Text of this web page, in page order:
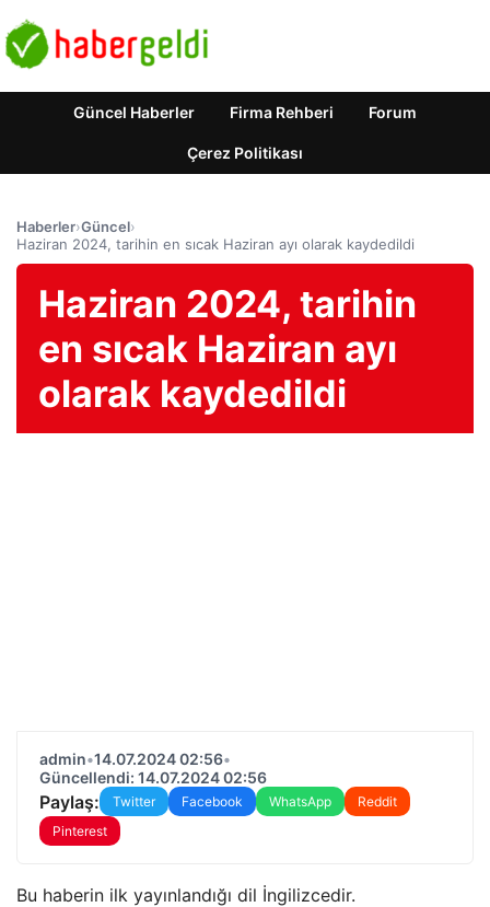
Güncel Haberler Firma Rehberi Forum
Çerez Politikası
Haberler›Güncel›
Haziran 2024, tarihin en sıcak Haziran ayı olarak kaydedildi
Haziran 2024, tarihin
en sıcak Haziran ayı
olarak kaydedildi
admin•14.07.2024 02:56•
Güncellendi: 14.07.2024 02:56
Paylaş: Twitter Facebook WhatsApp
Reddit
Pinterest
Bu haberin ilk yayınlandığı dil İngilizcedir.